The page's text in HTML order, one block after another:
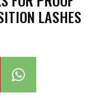
LASHES